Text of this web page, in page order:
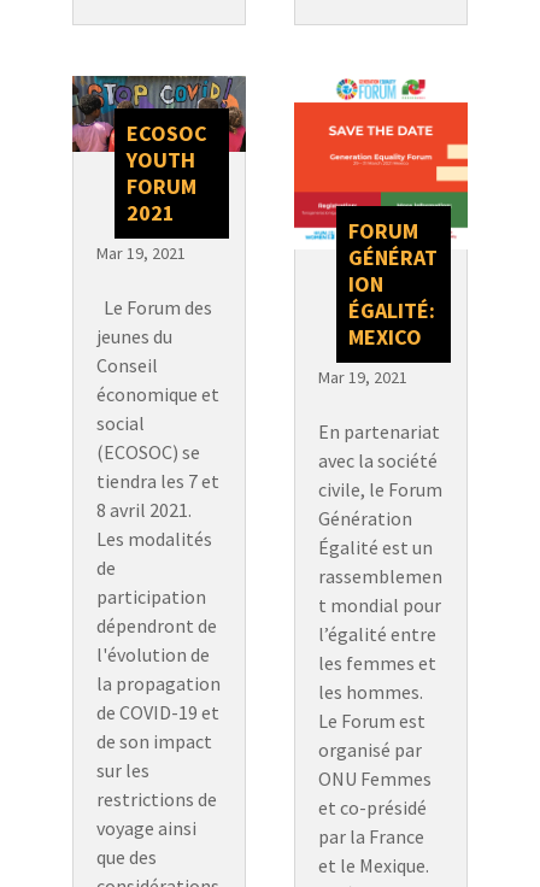
ECOSOC
YOUTH
FORUM
2021
Mar 19, 2021
Le Forum des
jeunes du
Conseil
économique et
social
(ECOSOC) se
tiendra les 7 et
8 avril 2021.
Les modalités
de
participation
dépendront de
l'évolution de
la propagation
de COVID-19 et
de son impact
sur les
restrictions de
voyage ainsi
que des
FORUM
GÉNÉRAT
ION
ÉGALITÉ:
MEXICO
Mar 19, 2021
En partenariat
avec la société
civile, le Forum
Génération
Égalité est un
rassemblemen
t mondial pour
l’égalité entre
les femmes et
les hommes.
Le Forum est
organisé par
ONU Femmes
et co-présidé
par la France
et le Mexique.